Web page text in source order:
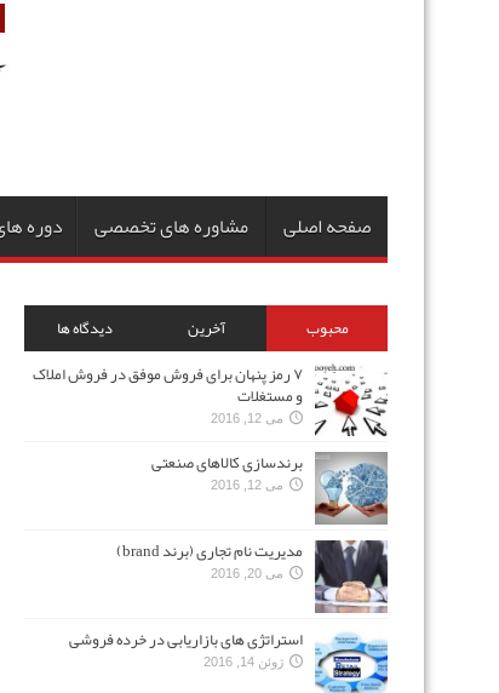
صفحه اصلی مشاوره های تخصصی دوره
محبوب آخرین
دیدگاه ها
۷ رمز پنهان برای فروش موفق در فروش املاک
و مستغلات
می 12, 2016
برندسازی کالاهای صنعتی
می 12, 2016
مدیریت نام تجاری (برند brand)
می 20, 2016
استراتژی های بازاریابی در خرده فروشی
ژوئن 14, 2016